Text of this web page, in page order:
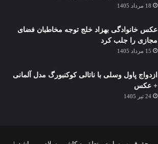
18 مرداد 1405
عکس خانوادگی بهزاد خلج توجه مخاطبان فضای
مجازی را جلب کرد
15 مرداد 1405
ازدواج پاول وسلی با ناتالی کوکنبورگ مدل آلمانی
+ عکس
24 تیر 1405